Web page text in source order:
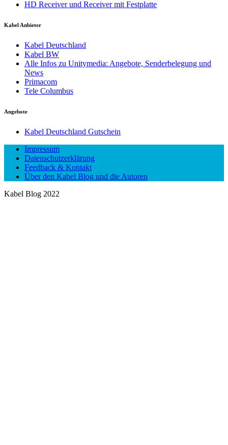
HD Receiver und Receiver mit Festplatte
Kabel Anbieter
Kabel Deutschland
Kabel BW
Alle Infos zu Unitymedia: Angebote, Senderbelegung und
News
Primacom
Tele Columbus
Angebote
Kabel Deutschland Gutschein
Impressum
Datenschutzerklärung
Feedback & Kontakt
Über den Kabel Blog und die Autoren
Kabel Blog 2022